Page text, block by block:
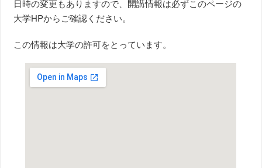
日時の変更もありますので、開講情報は必ずこのページの
大学HPからご確認ください。
この情報は大学の許可をとっています。